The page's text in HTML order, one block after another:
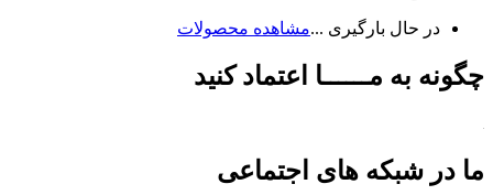
در حال بارگیری ...مشاهده محصولات
چگونه به مــــــا اعتماد کنید
ما در شبکه های اجتماعی